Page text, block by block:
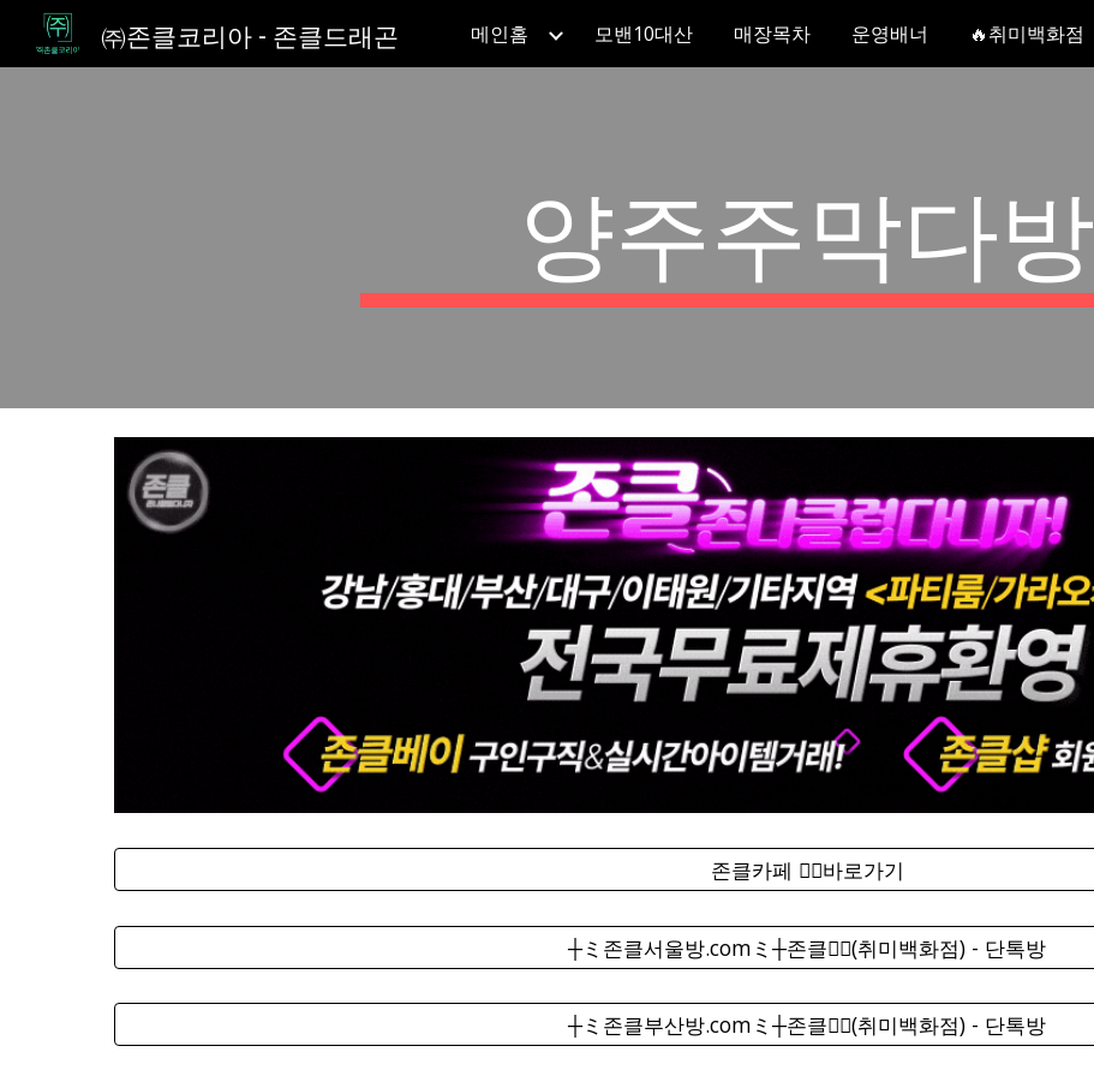
Skip to main content Skip to navigation
㈜존클코리아 - 존클드래곤 메인홈 모밴10대산 매장목차 운영배너 🔥취미백화점
양주주막다방
존클카페 ❤️‍🔥바로가기
┼ミ존클서울방.comミ┼존클❤️‍🔥(취미백화점) - 단톡방
┼ミ존클부산방.comミ┼존클❤️‍🔥(취미백화점) - 단톡방